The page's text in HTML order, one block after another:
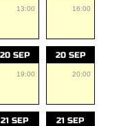
13:00 16:00
20 SEP
19:00
20 SEP
20:00
21 SEP 21 SEP